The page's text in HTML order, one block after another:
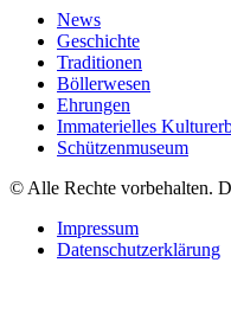
News
Geschichte
Traditionen
Böllerwesen
Ehrungen
Immaterielles
Schützenmuseum
© Alle Rechte vorbehalten.
Impressum
Datenschutzerklärung